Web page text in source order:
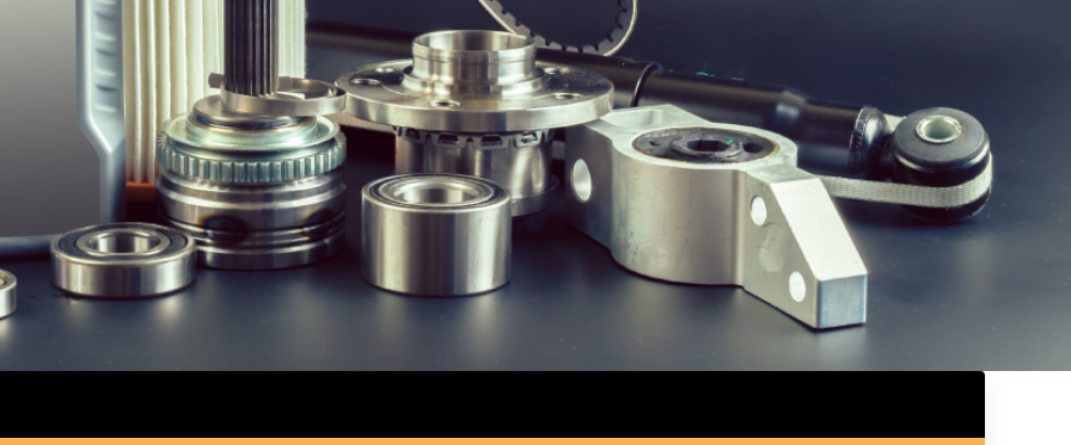
principal
fusée
distribution
Débitmètre d’aire
Filtre à aire
Filtre à essence
Filtre à huile
Filtre à gasoil
Silencieux arrière
Silencieux central
Butée élastique de silencieux
Raccord de tuyau d’échappement